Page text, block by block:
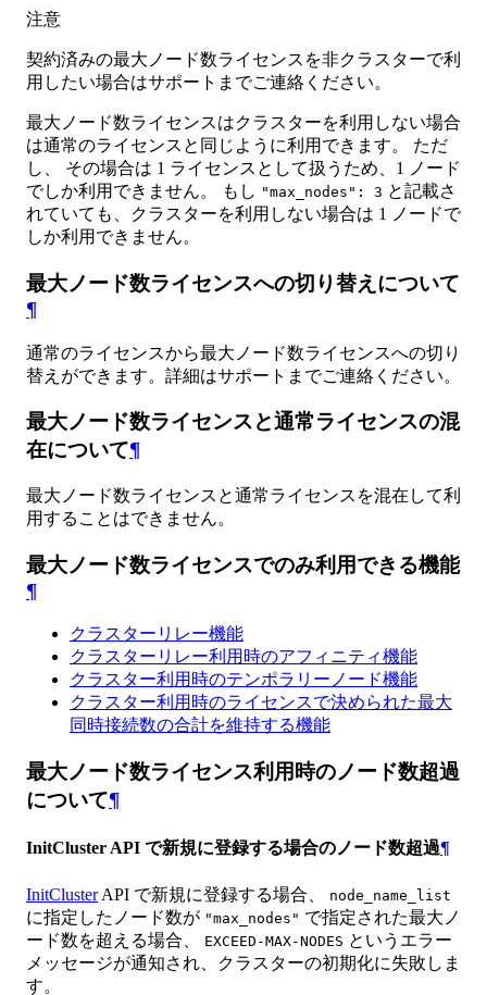
注意
契約済みの最大ノード数ライセンスを非クラスターで利
用したい場合はサポートまでご連絡ください。
最大ノード数ライセンスはクラスターを利用しない場合
は通常のライセンスと同じように利用できます。 ただ
し、 その場合は 1 ライセンスとして扱うため、1 ノード
でしか利用できません。 もし "max_nodes": 3 と記載さ
れていても、クラスターを利用しない場合は 1 ノードで
しか利用できません。
最大ノード数ライセンスへの切り替えについて
¶
通常のライセンスから最大ノード数ライセンスへの切り
替えができます。詳細はサポートまでご連絡ください。
最大ノード数ライセンスと通常ライセンスの混
在について¶
最大ノード数ライセンスと通常ライセンスを混在して利
用することはできません。
最大ノード数ライセンスでのみ利用できる機能
¶
クラスターリレー機能
クラスターリレー利用時のアフィニティ機能
クラスター利用時のテンポラリーノード機能
クラスター利用時のライセンスで決められた最大
同時接続数の合計を維持する機能
最大ノード数ライセンス利用時のノード数超過
について¶
InitCluster API で新規に登録する場合のノード数超過¶
InitClusterAPI で新規に登録する場合、 node_name_list
に指定したノード数が "max_nodes" で指定された最大ノ
ード数を超える場合、
EXCEED-MAX-NODES というエラー
メッセージが通知され、クラスターの初期化に失敗しま
す。